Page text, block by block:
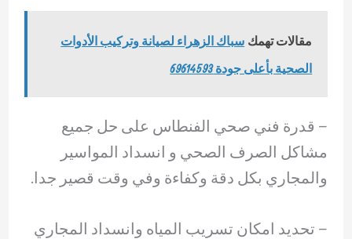
مقالات تهمك سباك الزهراء لصيانة وتركيب الأدوات
الصحية بأعلى جودة 69614593
– قدرة فني صحي الفنطاس على حل جميع
مشاكل الصرف الصحي و انسداد المواسير
والمجاري بكل دقة وكفاءة وفي وقت قصير جدا.
– ‏تحديد امكان تسريب المياه وانسداد المجاري